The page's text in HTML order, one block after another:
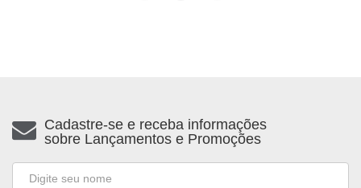
Cadastre-se e receba informações
sobre Lançamentos e Promoções